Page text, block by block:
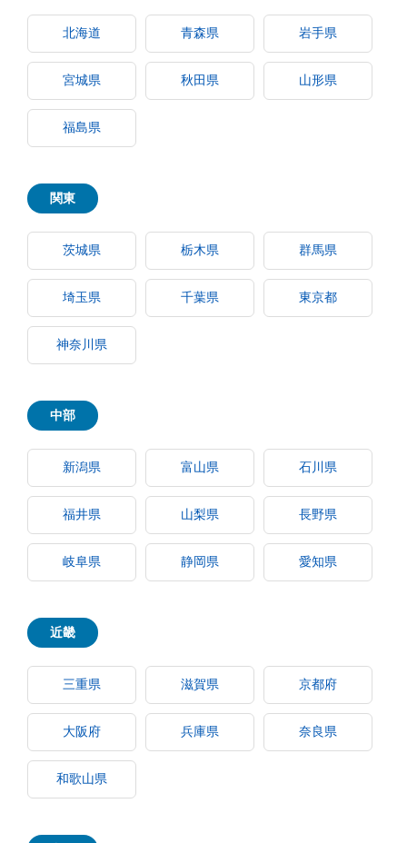
北海道 青森県 岩手県
宮城県 秋田県 山形県
福島県
関東
茨城県 栃木県 群馬県
埼玉県 千葉県 東京都
神奈川県
中部
新潟県 富山県 石川県
福井県 山梨県 長野県
岐阜県 静岡県 愛知県
近畿
三重県 滋賀県 京都府
大阪府 兵庫県 奈良県
和歌山県